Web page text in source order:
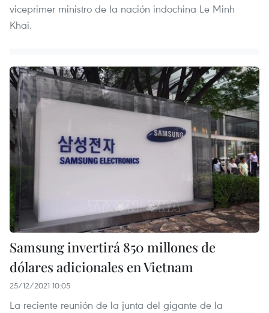
viceprimer ministro de la nación indochina Le Minh
Khai.
Samsung invertirá 850 millones de
dólares adicionales en Vietnam
25/12/2021 10:05
La reciente reunión de la junta del gigante de la